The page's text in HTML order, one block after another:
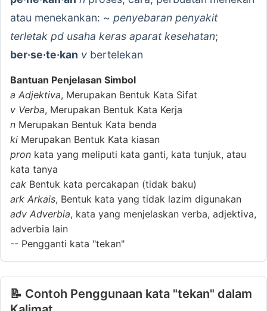
atau menekankan: ~ penyebaran penyakit
terletak pd usaha keras aparat kesehatan;
ber·se·te·kan v bertelekan
Bantuan Penjelasan Simbol
a Adjektiva, Merupakan Bentuk Kata Sifat
v Verba, Merupakan Bentuk Kata Kerja
n Merupakan Bentuk Kata benda
ki Merupakan Bentuk Kata kiasan
pron kata yang meliputi kata ganti, kata tunjuk, atau
kata tanya
cak Bentuk kata percakapan (tidak baku)
ark Arkais, Bentuk kata yang tidak lazim digunakan
adv Adverbia, kata yang menjelaskan verba, adjektiva,
adverbia lain
-- Pengganti kata "tekan"
📝 Contoh Penggunaan kata "tekan" dalam